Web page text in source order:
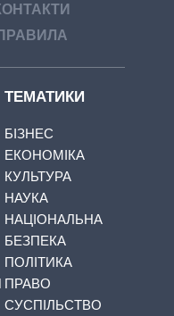
ТЕМАТИКИ
БІЗНЕС
ЕКОНОМІКА
КУЛЬТУРА
НАУКА
НАЦІОНАЛЬНА
БЕЗПЕКА
ПОЛІТИКА
ПРАВО
СУСПІЛЬСТВО